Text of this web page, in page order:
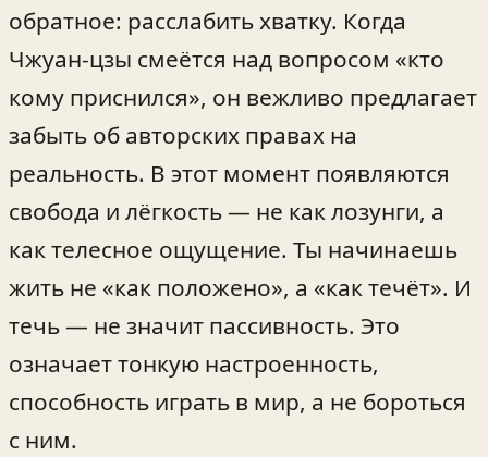
обратное: расслабить хватку. Когда
Чжуан-цзы смеётся над вопросом «кто
кому приснился», он вежливо предлагает
забыть об авторских правах на
реальность. В этот момент появляются
свобода и лёгкость — не как лозунги, а
как телесное ощущение. Ты начинаешь
жить не «как положено», а «как течёт». И
течь — не значит пассивность. Это
означает тонкую настроенность,
способность играть в мир, а не бороться
с ним.